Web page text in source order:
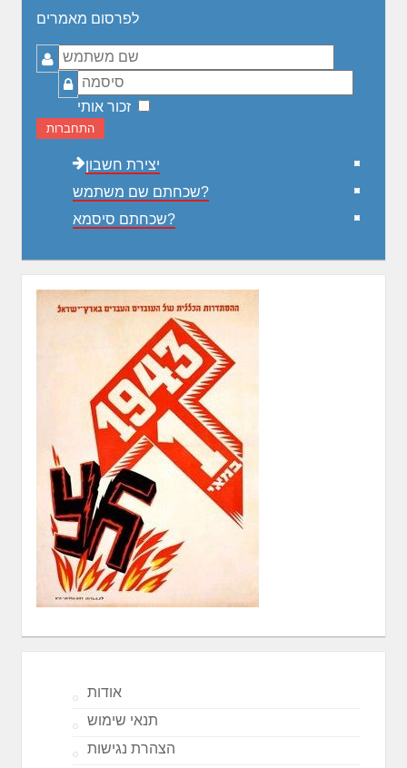
לפרסום מאמרים
שם
משתמש
סיסמה
זכור אותי
התחברות
יצירת חשבון
שכחתם שם משתמש?
שכחתם סיסמא?
אודות
תנאי שימוש
הצהרת נגישות